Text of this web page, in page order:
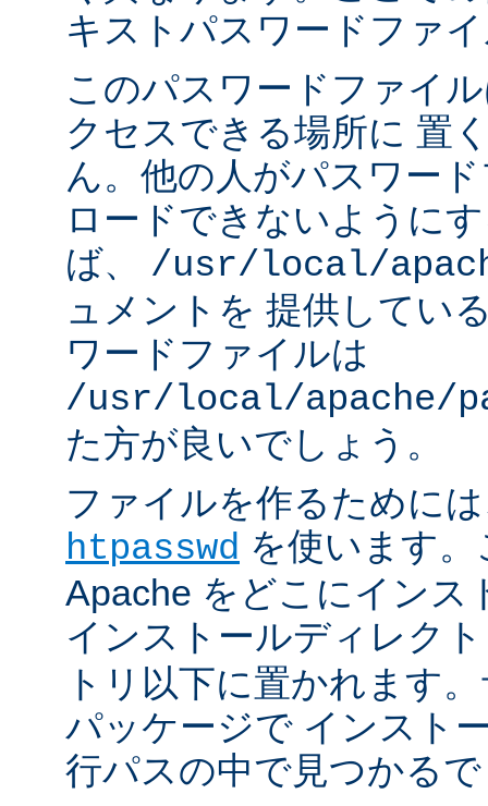
キストパスワードファ
このパスワードファイ
クセスできる場所に 置
ん。他の人がパスワー
ロードできないように
ば、 /usr/local/
ュメントを 提供してい
ワードファイルは
/usr/local/apache/
た方が良いでしょう。
ファイルを作るために
htpasswd を使います
Apache をどこにインス
インストールディレク
トリ以下に置かれます
パッケージで インスト
行パスの中で見つかる